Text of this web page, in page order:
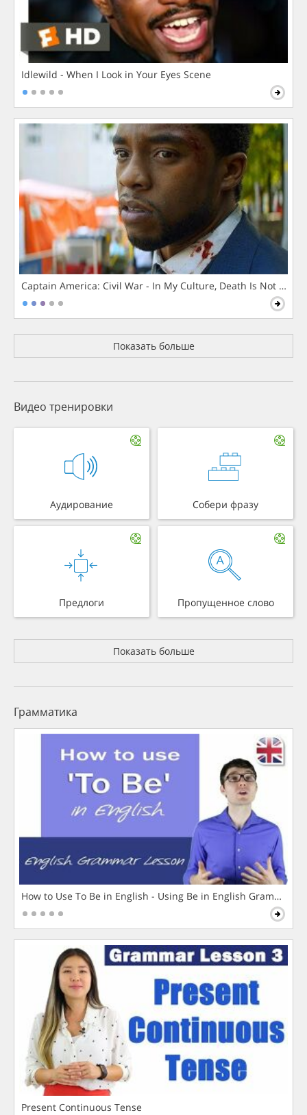
Idlewild - When I Look in Your Eyes Scene
Captain America: Civil War - In My Culture, Death Is Not The
Показать больше
Видео тренировки
Аудирование Собери фразу
Предлоги Пропущенное слово
Показать больше
Грамматика
How to Use To Be in English - Using Be in English Grammar
Present Continuous Tense